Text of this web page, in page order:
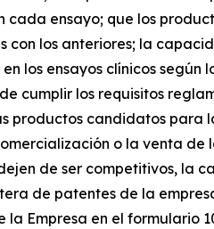
cada ensayo; que los
con los anteriores; la
los ensayos clínicos según
cumplir los requisitos
productos candidatos para
o la venta de
de ser competitivos, la
de patentes de la
Empresa en el formulario